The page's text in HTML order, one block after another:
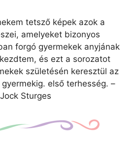
tetsző képek azok a
amelyeket bizonyos
forgó gyermekek anyjának
és ezt a sorozatot
születésén keresztül az
első terhesség. –
Jock Sturges